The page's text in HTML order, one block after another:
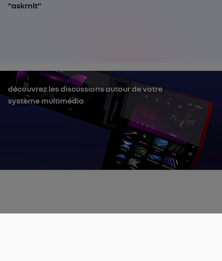
"askrnlt"
découvrez les discussions autour de votre
système multimédia